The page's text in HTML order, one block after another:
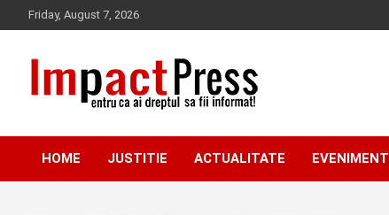
to
Friday, August 7, 2026
IMPACTPRESS
HOME JUSTITIE ACTUALITATE EVENIMENT